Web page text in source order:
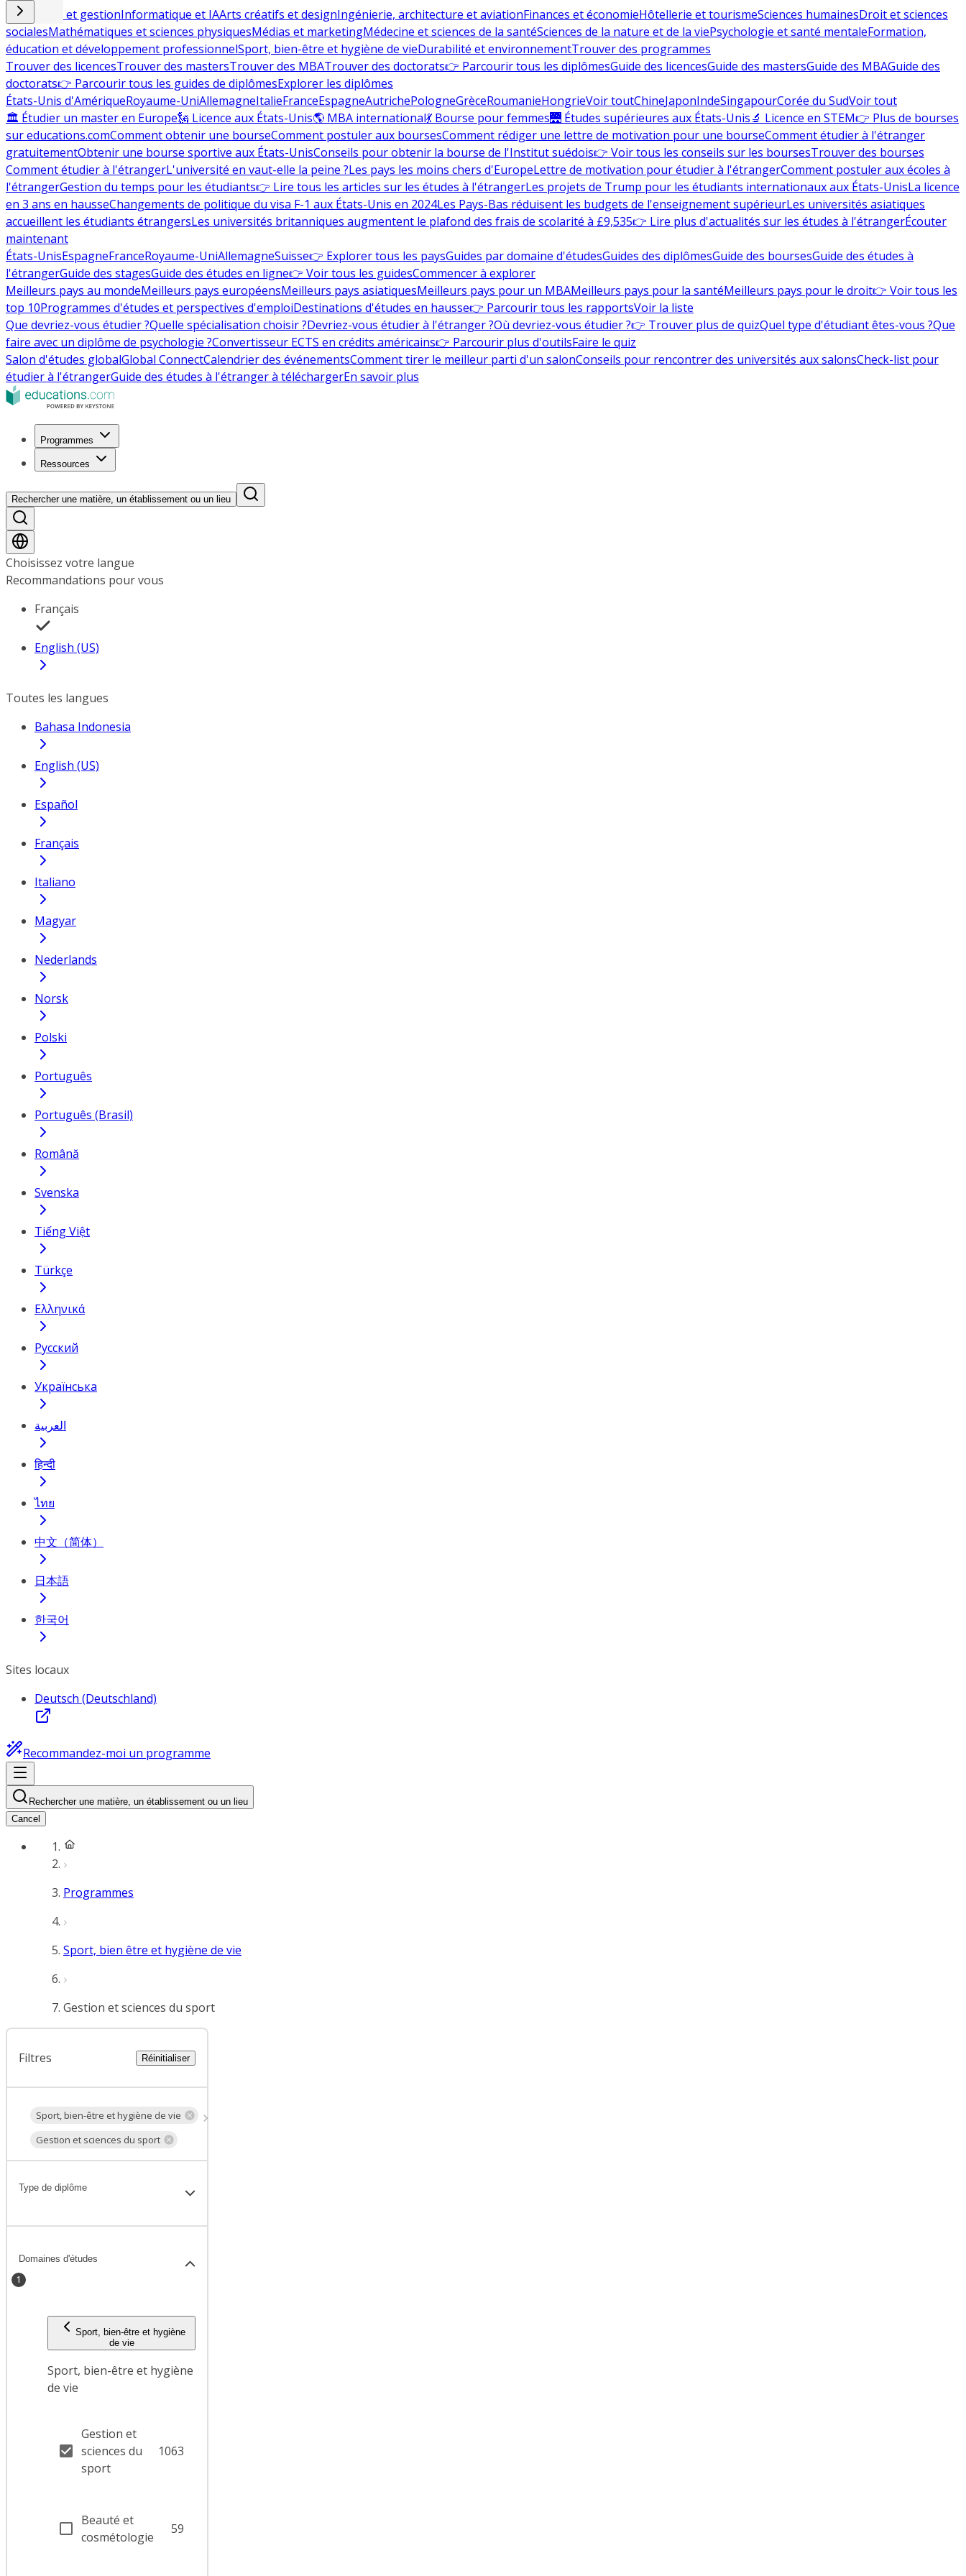
Commerce et gestionInformatique et IAArts créatifs et designIngénierie, architecture et aviationFinances et économieHôtellerie et tourismeSciences humainesDroit et sciences
socialesMathématiques et sciences physiquesMédias et marketingMédecine et sciences de la santéSciences de la nature et de la viePsychologie et santé mentaleFormation,
éducation et développement professionnelSport, bien-être et hygiène de vieDurabilité et environnementTrouver des programmes
Trouver des licencesTrouver des mastersTrouver des MBATrouver des doctorats👉 Parcourir tous les diplômesGuide des licencesGuide des mastersGuide des MBAGuide des
doctorats👉 Parcourir tous les guides de diplômesExplorer les diplômes
États-Unis d'AmériqueRoyaume-UniAllemagneItalieFranceEspagneAutrichePologneGrèceRoumanieHongrieVoir toutChineJaponIndeSingapourCorée du SudVoir tout
🏛 Étudier un master en Europe🗽 Licence aux États-Unis🌎 MBA international💃 Bourse pour femmes🌉 Études supérieures aux États-Unis🔬 Licence en STEM👉 Plus de bourses
sur educations.comComment obtenir une bourseComment postuler aux boursesComment rédiger une lettre de motivation pour une bourseComment étudier à l'étranger
gratuitementObtenir une bourse sportive aux États-UnisConseils pour obtenir la bourse de l'Institut suédois👉 Voir tous les conseils sur les boursesTrouver des bourses
Comment étudier à l'étrangerL'université en vaut-elle la peine ?Les pays les moins chers d'EuropeLettre de motivation pour étudier à l'étrangerComment postuler aux écoles à
l'étrangerGestion du temps pour les étudiants👉 Lire tous les articles sur les études à l'étrangerLes projets de Trump pour les étudiants internationaux aux États-UnisLa licence
en 3 ans en hausseChangements de politique du visa F-1 aux États-Unis en 2024Les Pays-Bas réduisent les budgets de l'enseignement supérieurLes universités asiatiques
accueillent les étudiants étrangersLes universités britanniques augmentent le plafond des frais de scolarité à £9,535👉 Lire plus d'actualités sur les études à l'étrangerÉcouter
maintenant
États-UnisEspagneFranceRoyaume-UniAllemagneSuisse👉 Explorer tous les paysGuides par domaine d'étudesGuides des diplômesGuide des boursesGuide des études à
l'étrangerGuide des stagesGuide des études en ligne👉 Voir tous les guidesCommencer à explorer
Meilleurs pays au mondeMeilleurs pays européensMeilleurs pays asiatiquesMeilleurs pays pour un MBAMeilleurs pays pour la santéMeilleurs pays pour le droit👉 Voir tous les
top 10Programmes d'études et perspectives d'emploiDestinations d'études en hausse👉 Parcourir tous les rapportsVoir la liste
Que devriez-vous étudier ?Quelle spécialisation choisir ?Devriez-vous étudier à l'étranger ?Où devriez-vous étudier ?👉 Trouver plus de quizQuel type d'étudiant êtes-vous ?Que
faire avec un diplôme de psychologie ?Convertisseur ECTS en crédits américains👉 Parcourir plus d'outilsFaire le quiz
Salon d'études globalGlobal ConnectCalendrier des événementsComment tirer le meilleur parti d'un salonConseils pour rencontrer des universités aux salonsCheck-list pour
étudier à l'étrangerGuide des études à l'étranger à téléchargerEn savoir plus
Programmes
Ressources
Rechercher une matière, un établissement ou un lieu
Choisissez votre langue
Recommandations pour vous
Français
English (US)
Toutes les langues
Bahasa Indonesia
English (US)
Español
Français
Italiano
Magyar
Nederlands
Norsk
Polski
Português
Português (Brasil)
Română
Svenska
Tiếng Việt
Türkçe
Ελληνικά
Русский
Українська
العربية
हिन्दी
ไทย
中文（简体）
日本語
한국어
Sites locaux
Deutsch (Deutschland)
Recommandez-moi un programme
Rechercher une matière, un établissement ou un lieu
Cancel
Programmes
Sport, bien être et hygiène de vie
Gestion et sciences du sport
Filtres Réinitialiser
Sport, bien-être et hygiène de vie
Gestion et sciences du sport
Type de diplôme
Domaines d'études
1
Sport, bien-être et hygiène
de vie
Sport, bien-être et hygiène
de vie
Gestion et
sciences du
sport
1063
Beauté et
cosmétologie
59